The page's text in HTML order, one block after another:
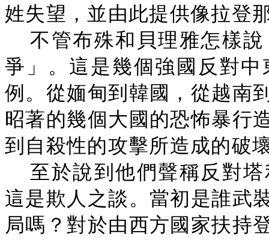
姓失望，並由此提供像拉登
不管布殊和貝理雅怎樣
爭」。這是幾個強國反對
例。從媔甸到韓國，從越南
昭著的幾個大國的恐怖暴行
到自殺性的攻擊所造成的破
至於說到他們聲稱反對
這是欺人之談。當初是誰武
局嗎？對於由西方國家扶持